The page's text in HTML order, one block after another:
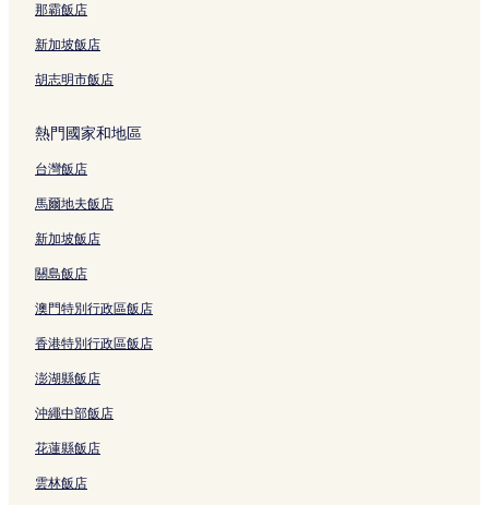
圖班的親子飯店
圖班的設有健身中心的飯店
圖班的平價飯店
庫塔的設有健身中心的飯店
庫塔的奢華飯店
庫塔的海灘飯店
庫塔的Spa 飯店
庫塔的商務飯店
庫塔的提供免費早餐的飯店
庫塔的平價飯店
努沙杜阿的提供免費早餐的飯店
努沙杜阿的Spa 飯店
那霸飯店
新加坡飯店
胡志明市飯店
熱門國家和地區
台灣飯店
馬爾地夫飯店
新加坡飯店
關島飯店
澳門特別行政區飯店
香港特別行政區飯店
澎湖縣飯店
沖繩中部飯店
花蓮縣飯店
雲林飯店